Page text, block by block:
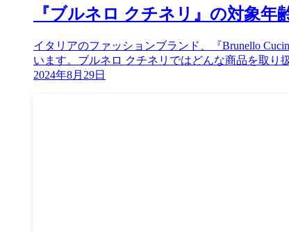
『ブルネロ クチネリ』の対象
イタリアのファッションブランド、『Brunello
います。ブルネロ クチネリではどんな商品を取り
2024年8月29日